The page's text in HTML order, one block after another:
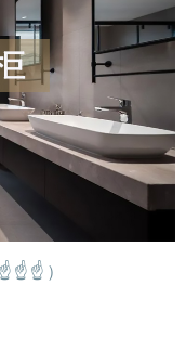
☝ ☝ ☝ ）